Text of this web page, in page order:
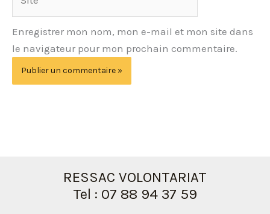
Enregistrer mon nom, mon e-mail et mon site dans
le navigateur pour mon prochain commentaire.
RESSAC VOLONTARIAT
Tel : 07 88 94 37 59